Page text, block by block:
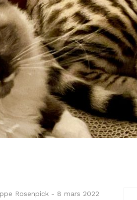
Rosenpick - 8 mars 2022